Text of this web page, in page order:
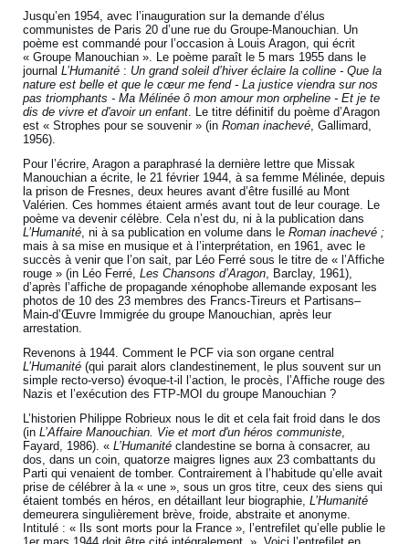
Jusqu’en 1954, avec l’inauguration sur la demande d’élus
communistes de Paris 20 d’une rue du Groupe-Manouchian. Un
poème est commandé pour l’occasion à Louis Aragon, qui écrit
« Groupe Manouchian ». Le poème paraît le 5 mars 1955 dans le
journalL’Humanité : Un grand soleil d’hiver éclaire la colline - Que la
nature est belle et que le cœur me fend - La justice viendra sur nos
pas triomphants - Ma Mélinée ô mon amour mon orpheline - Et je te
dis de vivre et d'avoir un enfant. Le titre définitif du poème d’Aragon
est « Strophes pour se souvenir » (inRoman inachevé, Gallimard,
1956).
Pour l’écrire, Aragon a paraphrasé la dernière lettre que Missak
Manouchian a écrite, le 21 février 1944, à sa femme Mélinée, depuis
la prison de Fresnes, deux heures avant d’être fusillé au Mont
Valérien. Ces hommes étaient armés avant tout de leur courage. Le
poème va devenir célèbre. Cela n’est du, ni à la publication dans
L’Humanité, ni à sa publication en volume dans leRoman inachevé ;
mais à sa mise en musique et à l’interprétation, en 1961, avec le
succès à venir que l’on sait, par Léo Ferré sous le titre de « l’Affiche
rouge » (in Léo Ferré,Les Chansons d’Aragon, Barclay, 1961),
d’après l’affiche de propagande xénophobe allemande exposant les
photos de 10 des 23 membres des Francs-Tireurs et Partisans–
Main-d’Œuvre Immigrée du groupe Manouchian, après leur
arrestation.
Revenons à 1944. Comment le PCF via son organe central
L’Humanité (qui parait alors clandestinement, le plus souvent sur un
simple recto-verso) évoque-t-il l’action, le procès, l’Affiche rouge des
Nazis et l’exécution des FTP-MOI du groupe Manouchian ?
L’historien Philippe Robrieux nous le dit et cela fait froid dans le dos
(inL’Affaire Manouchian. Vie et mort d'un héros communiste,
Fayard, 1986). «L’Humanité clandestine se borna à consacrer, au
dos, dans un coin, quatorze maigres lignes aux 23 combattants du
Parti qui venaient de tomber. Contrairement à l’habitude qu’elle avait
prise de célébrer à la « une », sous un gros titre, ceux des siens qui
étaient tombés en héros, en détaillant leur biographie,L’Humanité
demeurera singulièrement brève, froide, abstraite et anonyme.
Intitulé : « Ils sont morts pour la France », l’entrefilet qu’elle publie le